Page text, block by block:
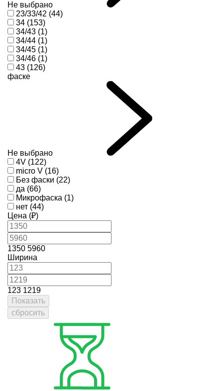
Не выбрано
23/33/42 (44)
34 (153)
34/43 (1)
34/44 (1)
34/45 (1)
34/46 (1)
43 (126)
фаске
Не выбрано
4V (122)
micro V (16)
Без фаски (22)
да (66)
Микрофаска (1)
нет (44)
Цена (₽)
1350 5960
Ширина
123 1219
Показать
сбросить